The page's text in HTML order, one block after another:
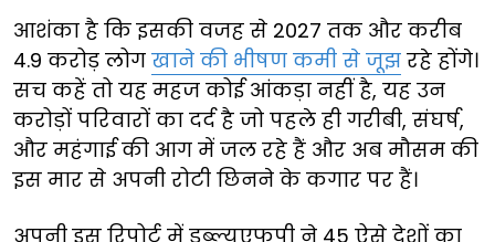
आशंका है कि इसकी वजह से 2027 तक और करीब
4.9 करोड़ लोग खाने की भीषण कमी से जूझ रहे होंगे।
सच कहें तो यह महज कोई आंकड़ा नहीं है, यह उन
करोड़ों परिवारों का दर्द है जो पहले ही गरीबी, संघर्ष,
और महंगाई की आग में जल रहे हैं और अब मौसम की
इस मार से अपनी रोटी छिनने के कगार पर हैं।
अपनी इस रिपोर्ट में डब्ल्यूएफपी ने 45 ऐसे देशों का